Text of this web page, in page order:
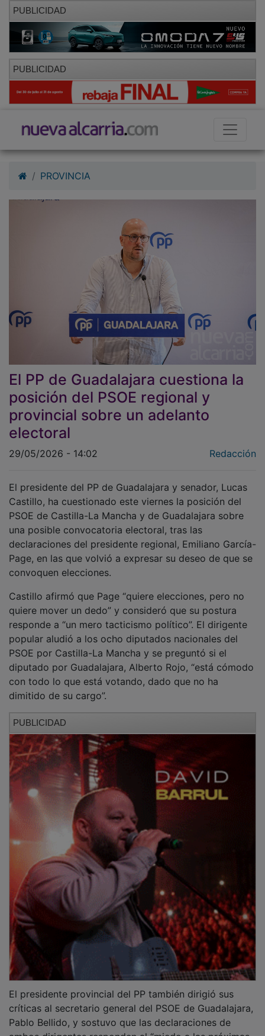
PUBLICIDAD
PUBLICIDAD
El PP de Guadalajara cuestiona la
posición del PSOE regional y
provincial sobre un adelanto
electoral
Castillo, ha cuestionado este viernes la posición del
PSOE de Castilla-La Mancha y de Guadalajara sobre
una posible convocatoria electoral, tras las
declaraciones del presidente regional, Emiliano García-
Page, en las que volvió a expresar su deseo de que se
convoquen elecciones.
quiere mover un dedo” y consideró que su postura
responde a “un mero tacticismo político”. El dirigente
popular aludió a los ocho diputados nacionales del
PSOE por Castilla-La Mancha y se preguntó si el
diputado por Guadalajara, Alberto Rojo, “está cómodo
con todo lo que está votando, dado que no ha
dimitido de su cargo”.
críticas al secretario general del PSOE de Guadalajara,
Pablo Bellido, y sostuvo que las declaraciones de
ambos dirigentes responden al “miedo a las próximas